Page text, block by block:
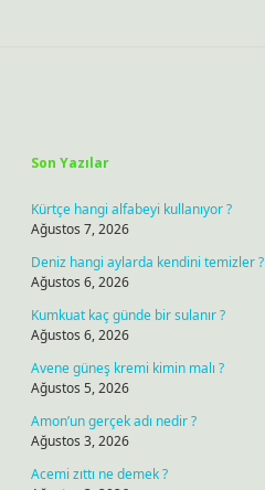
Son Yazılar
Kürtçe hangi alfabeyi kullanıyor ?
Ağustos 7, 2026
Deniz hangi aylarda kendini temizler ?
Ağustos 6, 2026
Kumkuat kaç günde bir sulanır ?
Ağustos 6, 2026
Avene güneş kremi kimin malı ?
Ağustos 5, 2026
Amon’un gerçek adı nedir ?
Ağustos 3, 2026
Acemi zıttı ne demek ?